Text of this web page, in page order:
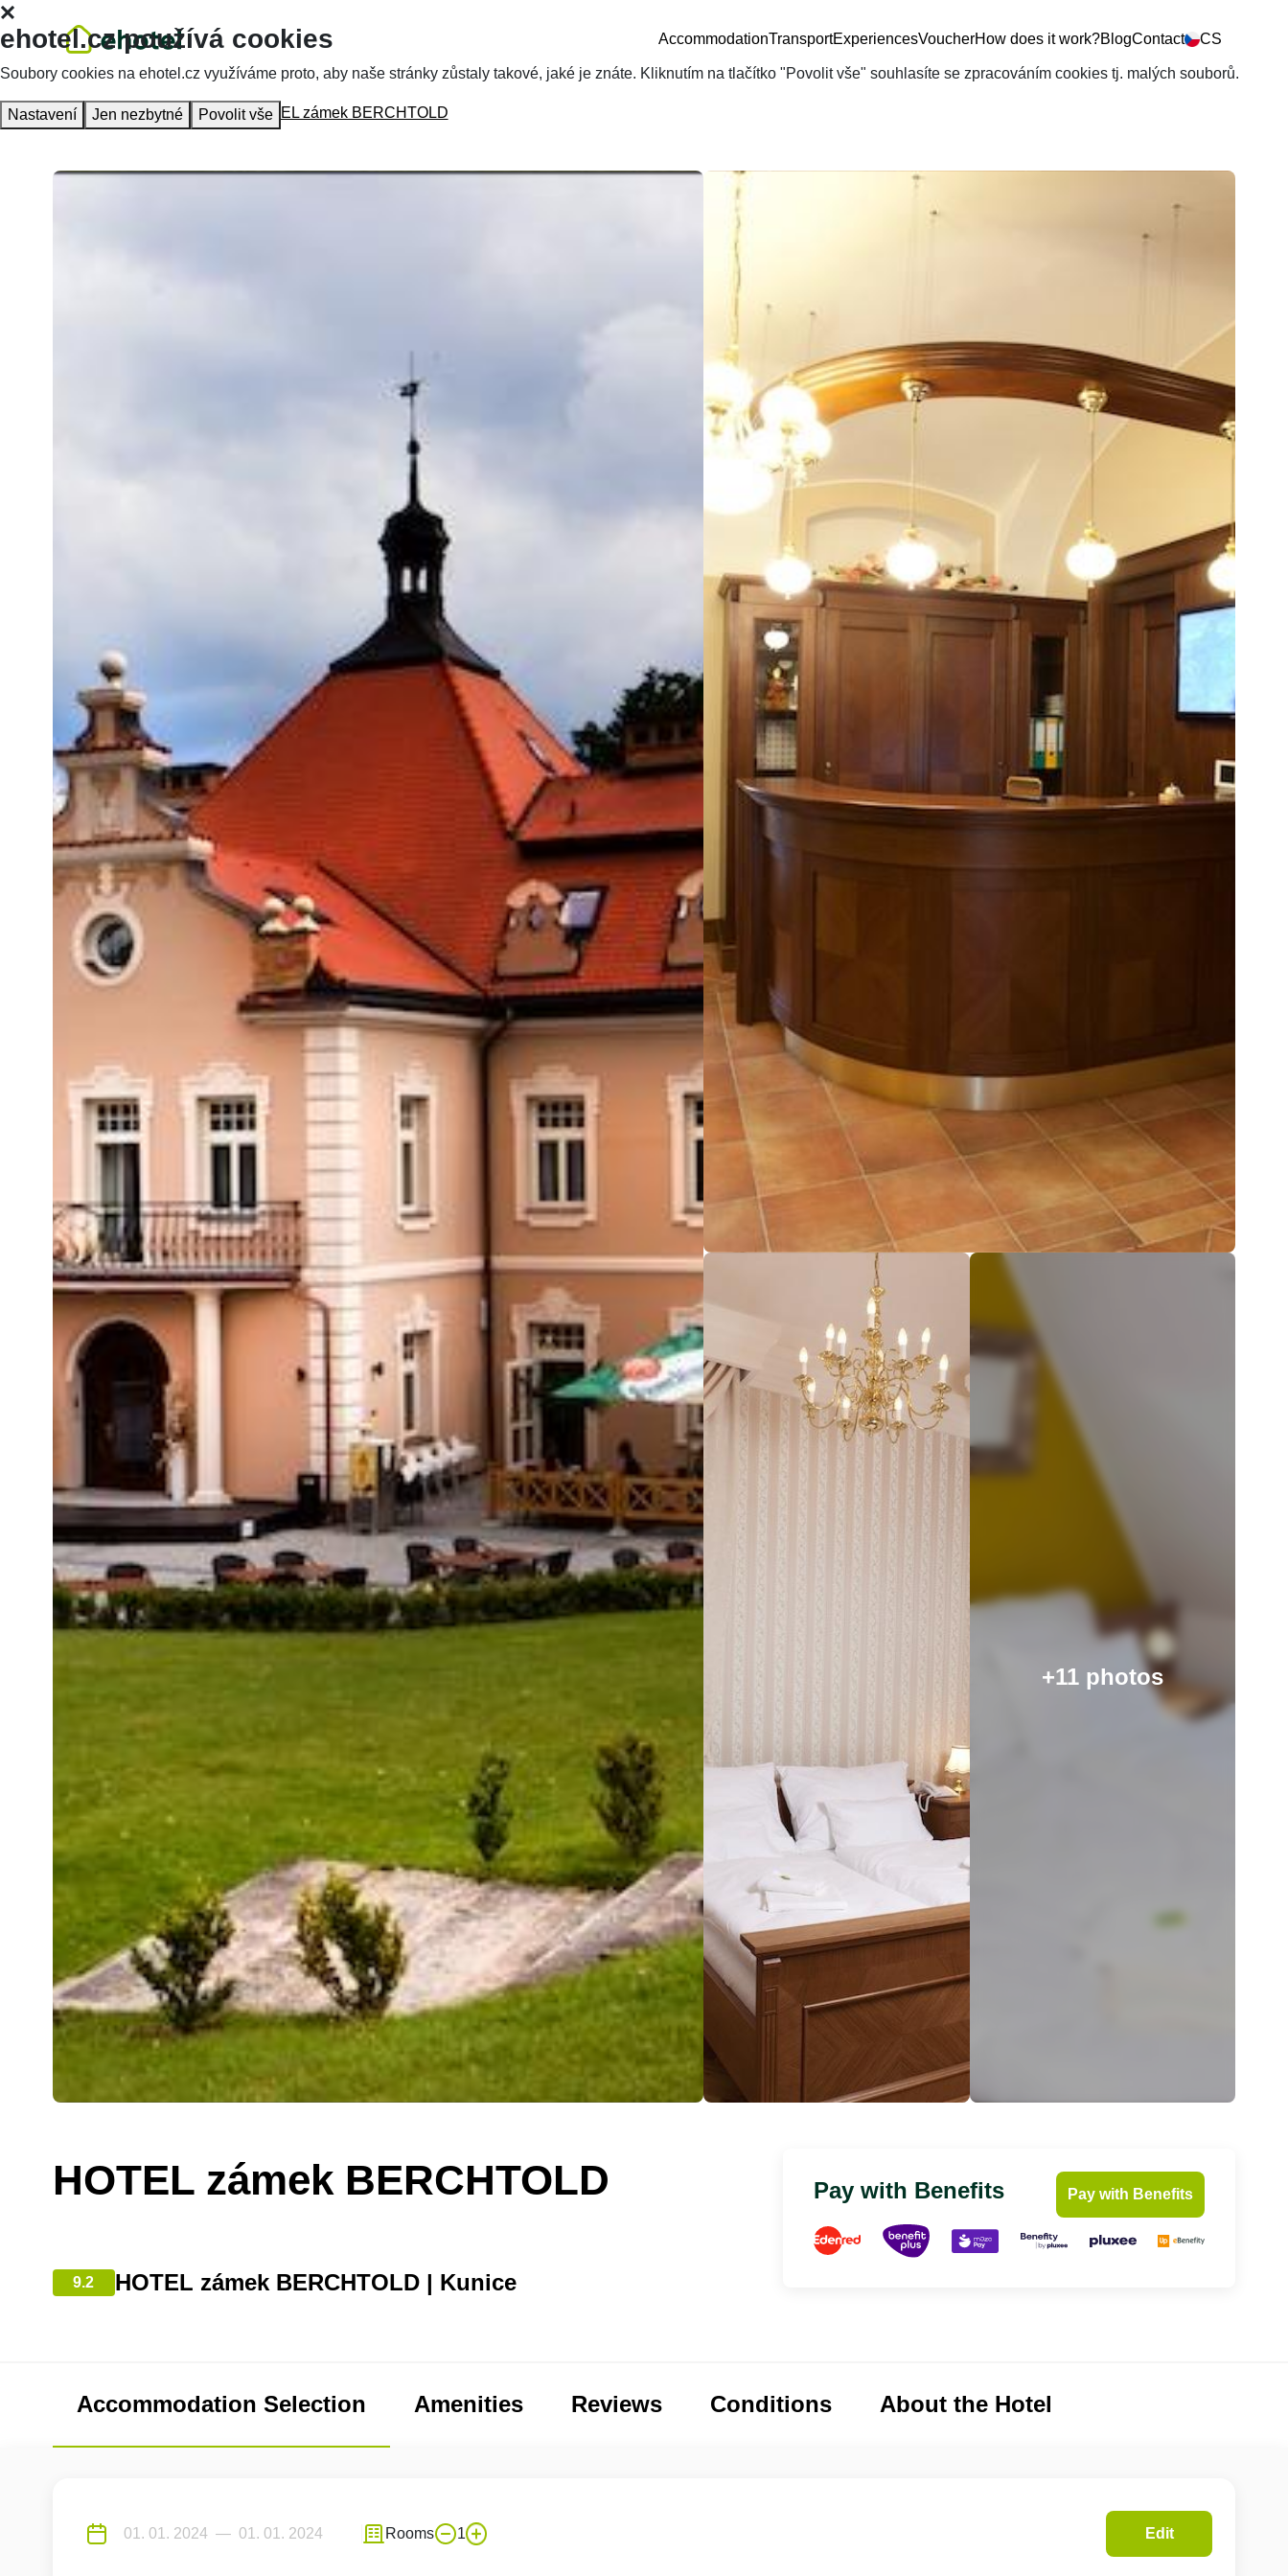
AccommodationTransportExperiencesVoucherHow does it work?BlogContact CS
Homepage Accommodation HOTEL zámek BERCHTOLD
+11 photos
HOTEL zámek BERCHTOLD
9.2 HOTEL zámek BERCHTOLD | Kunice
Pay with Benefits Pay with Benefits
Accommodation Selection Amenities Reviews Conditions About the Hotel
Rooms 1 Edit
ehotel.cz používá cookies
Soubory cookies na ehotel.cz využíváme proto, aby naše stránky zůstaly takové, jaké je znáte. Kliknutím na tlačítko "Povolit vše" souhlasíte se zpracováním cookies tj. malých souborů.
Nastavení Jen nezbytné Povolit vše